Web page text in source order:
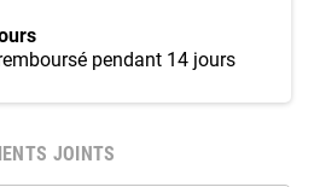
pendant 14 jours
JOINTS